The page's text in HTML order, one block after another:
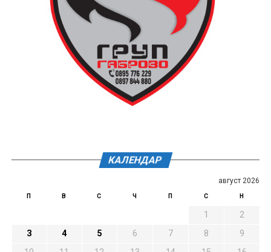
КАЛЕНДАР
август 2026
П В С Ч П С Н
1
2
3
4 5 6 7 8
9